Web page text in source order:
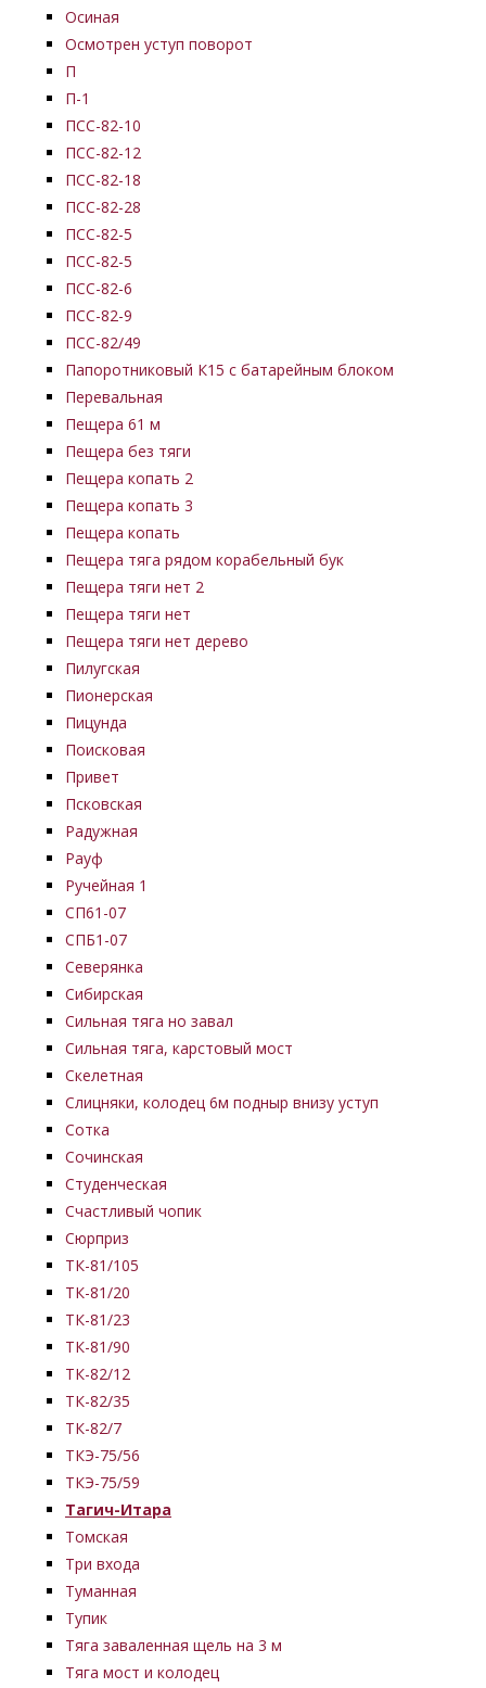
Осиная
Осмотрен уступ поворот
П
П-1
ПСС-82-10
ПСС-82-12
ПСС-82-18
ПСС-82-28
ПСС-82-5
ПСС-82-5
ПСС-82-6
ПСС-82-9
ПСС-82/49
Папоротниковый К15 с батарейным блоком
Перевальная
Пещера 61 м
Пещера без тяги
Пещера копать 2
Пещера копать 3
Пещера копать
Пещера тяга рядом корабельный бук
Пещера тяги нет 2
Пещера тяги нет
Пещера тяги нет дерево
Пилугская
Пионерская
Пицунда
Поисковая
Привет
Псковская
Радужная
Рауф
Ручейная 1
СП61-07
СПБ1-07
Северянка
Сибирская
Сильная тяга но завал
Сильная тяга, карстовый мост
Скелетная
Слицняки, колодец 6м подныр внизу уступ
Сотка
Сочинская
Студенческая
Счастливый чопик
Сюрприз
ТК-81/105
ТК-81/20
ТК-81/23
ТК-81/90
ТК-82/12
ТК-82/35
ТК-82/7
ТКЭ-75/56
ТКЭ-75/59
Тагич-Итара
Томская
Три входа
Туманная
Тупик
Тяга заваленная щель на 3 м
Тяга мост и колодец